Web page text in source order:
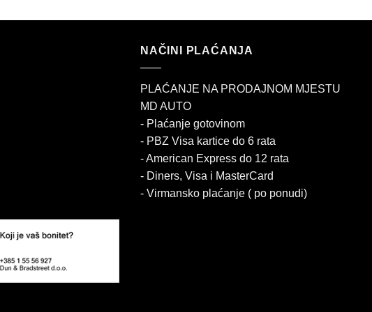
NAČINI PLAĆANJA
PLAĆANJE NA PRODAJNOM MJESTU
MD AUTO
- Plaćanje gotovinom
- PBZ Visa kartice do 6 rata
- American Express do 12 rata
- Diners, Visa i MasterCard
- Virmansko plaćanje ( po ponudi)